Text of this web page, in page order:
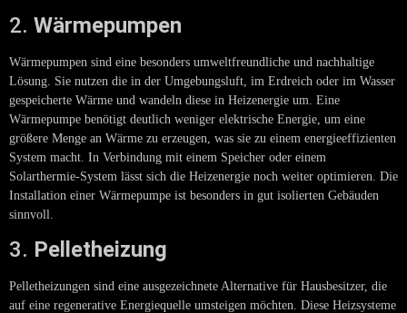
2. Wärmepumpen
Wärmepumpen sind eine besonders umweltfreundliche und nachhaltige
Lösung. Sie nutzen die in der Umgebungsluft, im Erdreich oder im Wasser
gespeicherte Wärme und wandeln diese in Heizenergie um. Eine
Wärmepumpe benötigt deutlich weniger elektrische Energie, um eine
größere Menge an Wärme zu erzeugen, was sie zu einem energieeffizienten
System macht. In Verbindung mit einem Speicher oder einem
Solarthermie-System lässt sich die Heizenergie noch weiter optimieren. Die
Installation einer Wärmepumpe ist besonders in gut isolierten Gebäuden
sinnvoll.
3. Pelletheizung
Pelletheizungen sind eine ausgezeichnete Alternative für Hausbesitzer, die
auf eine regenerative Energiequelle umsteigen möchten. Diese Heizsysteme